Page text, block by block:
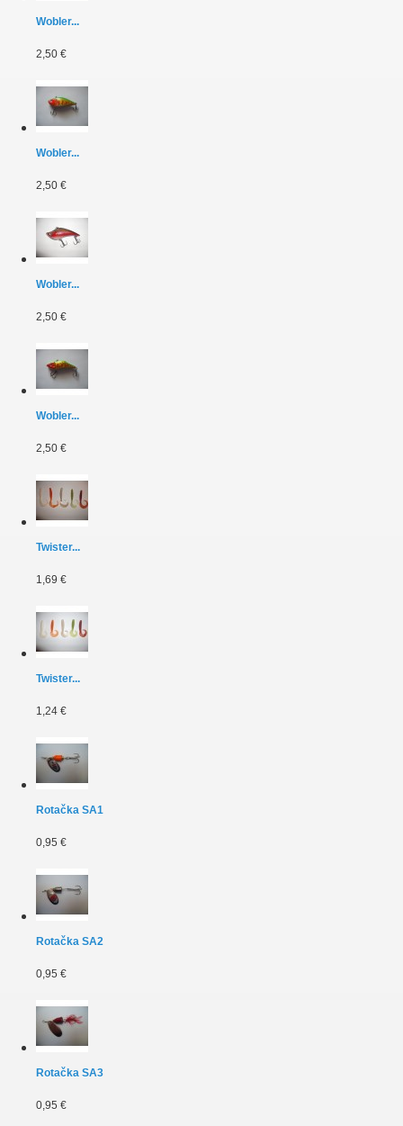
Wobler...
2,50 €
Wobler...
2,50 €
Wobler...
2,50 €
Wobler...
2,50 €
Twister...
1,69 €
Twister...
1,24 €
Rotačka SA1
0,95 €
Rotačka SA2
0,95 €
Rotačka SA3
0,95 €